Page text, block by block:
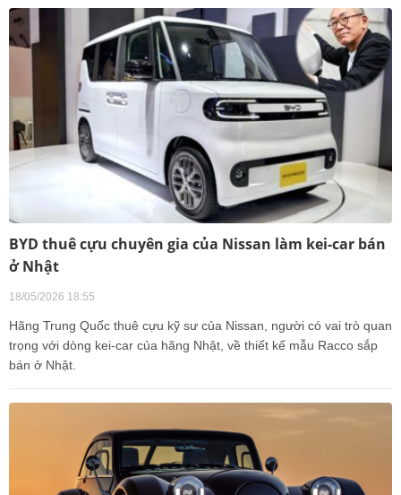
BYD thuê cựu chuyên gia của Nissan làm kei-car bán
ở Nhật
18/05/2026 18:55
Hãng Trung Quốc thuê cựu kỹ sư của Nissan, người có vai trò quan
trọng với dòng kei-car của hãng Nhật, về thiết kế mẫu Racco sắp
bán ở Nhật.